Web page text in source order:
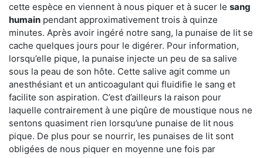
cette espèce en viennent à nous piquer et à sucer le sang
humain pendant approximativement trois à quinze
minutes. Après avoir ingéré notre sang, la punaise de lit se
cache quelques jours pour le digérer. Pour information,
lorsqu’elle pique, la punaise injecte un peu de sa salive
sous la peau de son hôte. Cette salive agit comme un
anesthésiant et un anticoagulant qui fluidifie le sang et
facilite son aspiration. C’est d’ailleurs la raison pour
laquelle contrairement à une piqûre de moustique nous ne
sentons quasiment rien lorsqu’une punaise de lit nous
pique. De plus pour se nourrir, les punaises de lit sont
obligées de nous piquer en moyenne une fois par